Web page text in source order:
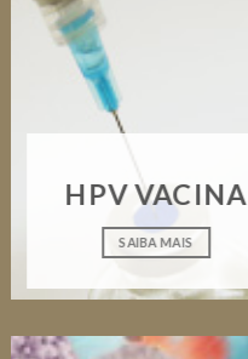
HPV VACINA
SAIBA MAIS